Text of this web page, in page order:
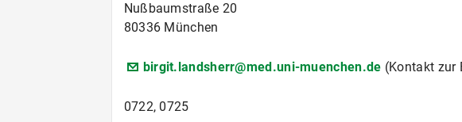
Nußbaumstraße 20
80336 München
birgit.landsherr@med.uni-muenchen.de (Kontakt zur
0722, 0725